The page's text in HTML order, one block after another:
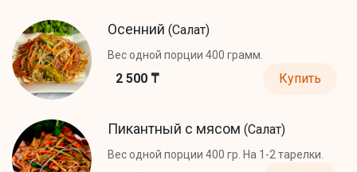
Осенний (Салат)
Вес одной порции 400 грамм.
2 500 ₸ Купить
Пикантный с мясом (Салат)
Вес одной порции 400 гр. На 1-2 тарелки.